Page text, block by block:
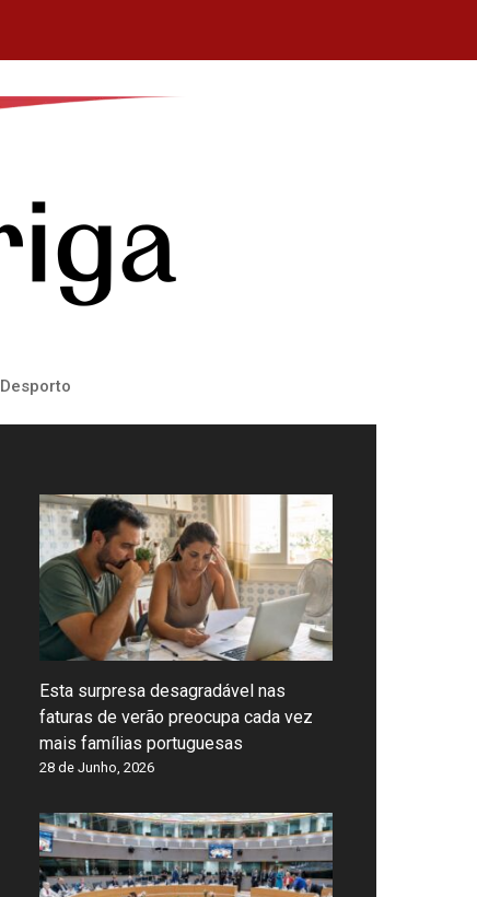
Desporto
Esta surpresa desagradável nas
faturas de verão preocupa cada vez
mais famílias portuguesas
28 de Junho, 2026